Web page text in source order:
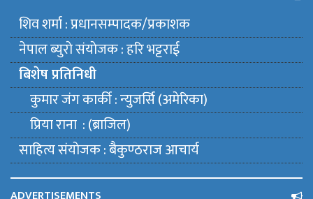
शिव शर्मा : प्रधानसम्पादक/प्रकाशक
नेपाल ब्युराे संयाेजक : हरि भट्टराई
बिशेष प्रतिनिधी
कुमार जंग कार्की : न्युजर्सि (अमेरिका)
प्रिया राना : (ब्राजिल)
साहित्य संयाेजक : बैकुण्ठराज आचार्य